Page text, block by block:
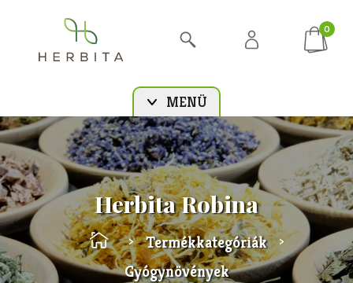
0
MENÜ
Herbita Robina
> Termékkategóriák >
Gyógynövények